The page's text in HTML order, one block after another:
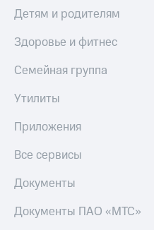
Детям и родителям
Здоровье и фитнес
Семейная группа
Утилиты
Приложения
Все сервисы
Документы
Документы ПАО «МТС»